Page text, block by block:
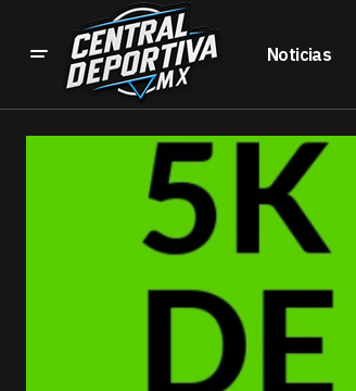
Noticias